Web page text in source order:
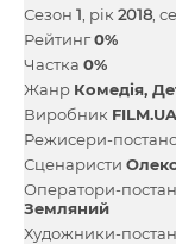
Сезон 1 , рік 2018,
Рейтинг0%
Частка 0%
Жанр Комедія
Виробник
Режисери-
Сценаристи
Оператори-
Земляний
Художники-